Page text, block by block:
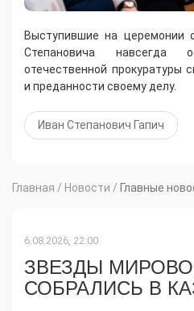
Выступившие на церемонии
Степановича навсегда
отечественной прокуратуры
и преданности своему делу.
Иван Степанович Гапич
Главная / Новости / Главные
6.08.2026, 22:00
ЗВЕЗДЫ
СОБРАЛИСЬ В